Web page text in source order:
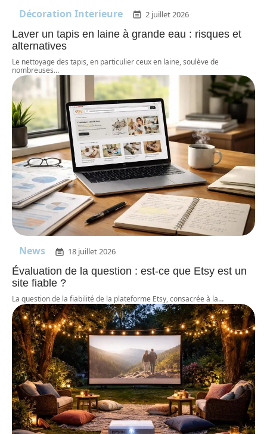
Décoration Interieure 2 juillet 2026
Laver un tapis en laine à grande eau : risques et
alternatives
Le nettoyage des tapis, en particulier ceux en laine, soulève de
nombreuses…
News 18 juillet 2026
Évaluation de la question : est-ce que Etsy est un
site fiable ?
La question de la fiabilité de la plateforme Etsy, consacrée à la…